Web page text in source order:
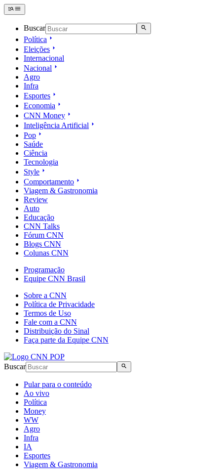
Buscar
Política
Eleições
Internacional
Nacional
Agro
Infra
Esportes
Economia
CNN Money
Inteligência Artificial
Pop
Saúde
Ciência
Tecnologia
Style
Comportamento
Viagem & Gastronomia
Review
Auto
Educação
CNN Talks
Fórum CNN
Blogs CNN
Colunas CNN
Programação
Equipe CNN Brasil
Sobre a CNN
Política de Privacidade
Termos de Uso
Fale com a CNN
Distribuição do Sinal
Faça parte da Equipe CNN
Buscar
Pular para o conteúdo
Ao vivo
Política
Money
WW
Agro
Infra
IA
Esportes
Viagem & Gastronomia